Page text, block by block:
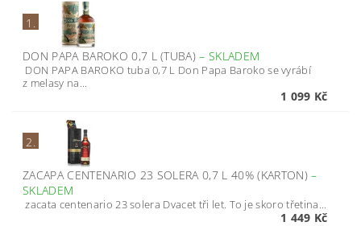
1.
DON PAPA BAROKO 0,7 L (TUBA)–SKLADEM
DON PAPA BAROKO tuba 0,7 L Don Papa Baroko se vyrábí
z melasy na...
1 099 Kč
2.
ZACAPA CENTENARIO 23 SOLERA 0,7 L 40% (KARTON)–
SKLADEM
zacata centenario 23 solera Dvacet tři let. To je skoro třetina...
1 449 Kč